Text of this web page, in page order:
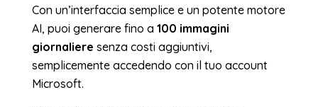
Con un’interfaccia semplice e un potente motore
AI, puoi generare fino a 100 immagini
giornaliere senza costi aggiuntivi,
semplicemente accedendo con il tuo account
Microsoft.